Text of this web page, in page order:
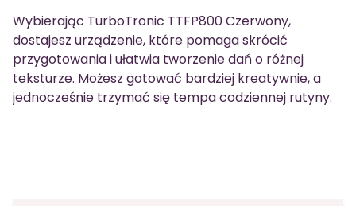
Wybierając TurboTronic TTFP800 Czerwony,
dostajesz urządzenie, które pomaga skrócić
przygotowania i ułatwia tworzenie dań o różnej
teksturze. Możesz gotować bardziej kreatywnie, a
jednocześnie trzymać się tempa codziennej rutyny.